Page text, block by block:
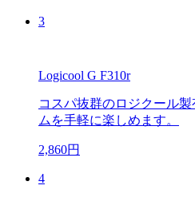
3
Logicool G F310r
コスパ抜群のロジクール
ムを手軽に楽しめます。
2,860円
4